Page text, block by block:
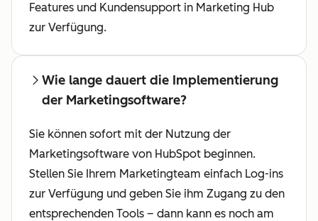
Features und Kundensupport in Marketing Hub
zur Verfügung.
Wie lange dauert die Implementierung
der Marketingsoftware?
Sie können sofort mit der Nutzung der
Marketingsoftware von HubSpot beginnen.
Stellen Sie Ihrem Marketingteam einfach Log-ins
zur Verfügung und geben Sie ihm Zugang zu den
entsprechenden Tools – dann kann es noch am